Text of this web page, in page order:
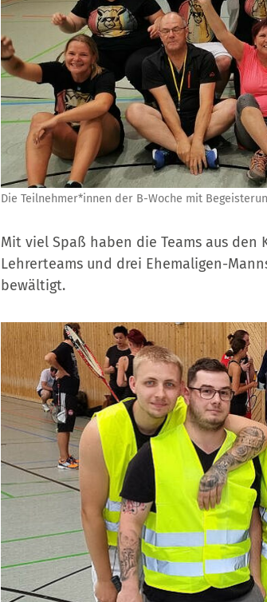
Die Teilnehmer*innen der B-Woche mit
Mit viel Spaß haben die Teams aus den
Lehrerteams und drei Ehemaligen-
bewältigt.